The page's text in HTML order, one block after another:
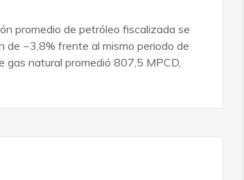
promedio de petróleo fiscalizada se
de −3,8% frente al mismo periodo de
gas natural promedió 807,5 MPCD,